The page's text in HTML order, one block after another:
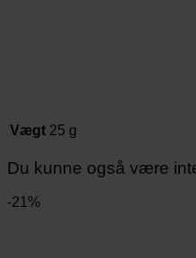
Vægt 25 g
Du kunne også være
-21%